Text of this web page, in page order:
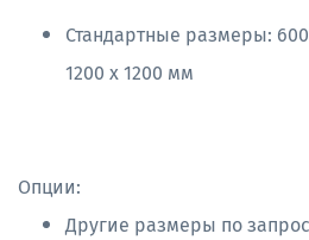
Стандартные размеры:
1200 x 1200 мм
Опции:
Другие размеры по